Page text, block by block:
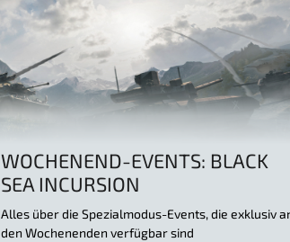
WOCHENEND-EVENTS: BLACK
SEA INCURSION
Alles über die Spezialmodus-Events, die exklusiv
den Wochenenden verfügbar sind